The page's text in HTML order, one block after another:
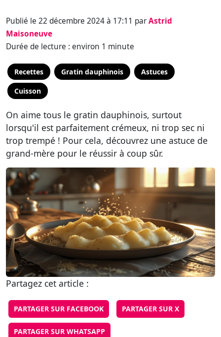
Publié le 22 décembre 2024 à 17:11 parAstrid
Maisoneuve
Durée de lecture : environ 1 minute
Recettes Gratin dauphinois Astuces
Cuisson
On aime tous le gratin dauphinois, surtout
lorsqu'il est parfaitement crémeux, ni trop sec ni
trop trempé ! Pour cela, découvrez une astuce de
grand-mère pour le réussir à coup sûr.
Partagez cet article :
PARTAGER SUR FACEBOOK PARTAGER SUR X
PARTAGER SUR WHATSAPP